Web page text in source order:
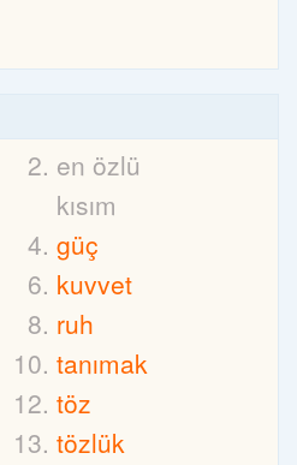
en özlü
kısım
güç
kuvvet
ruh
tanımak
töz
tözlük